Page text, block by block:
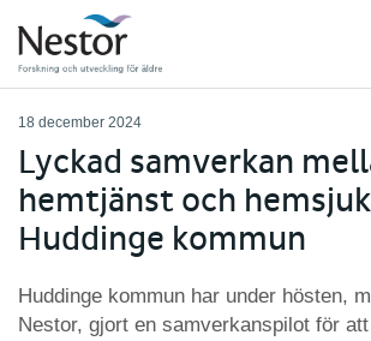
18 december 2024
Lyckad samverkan
hemtjänst och
Huddinge kommun
Huddinge kommun har under hösten,
Nestor, gjort en samverkanspilot för